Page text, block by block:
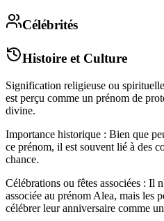
Célébrités
Histoire et Culture
Signification religieuse ou
est perçu comme un prénom de
divine.
Importance historique : Bien que
ce prénom, il est souvent lié à des
chance.
Célébrations ou fêtes associées : Il
associée au prénom Alea, mais les
célébrer leur anniversaire comme